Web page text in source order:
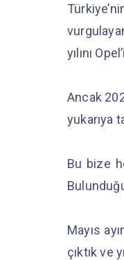
yılını
Ancak
yukarıya
Bu bize
Mayıs
çıktık ve